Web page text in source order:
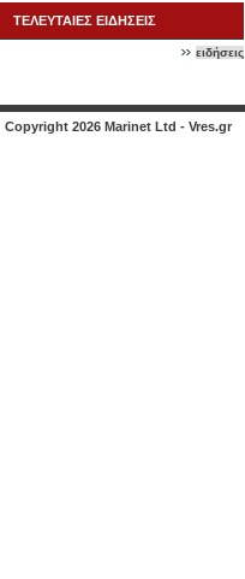
ΤΕΛΕΥΤΑΙΕΣ ΕΙΔΗΣΕΙΣ
ειδήσεις
Copyright 2026 Marinet Ltd - Vres.gr